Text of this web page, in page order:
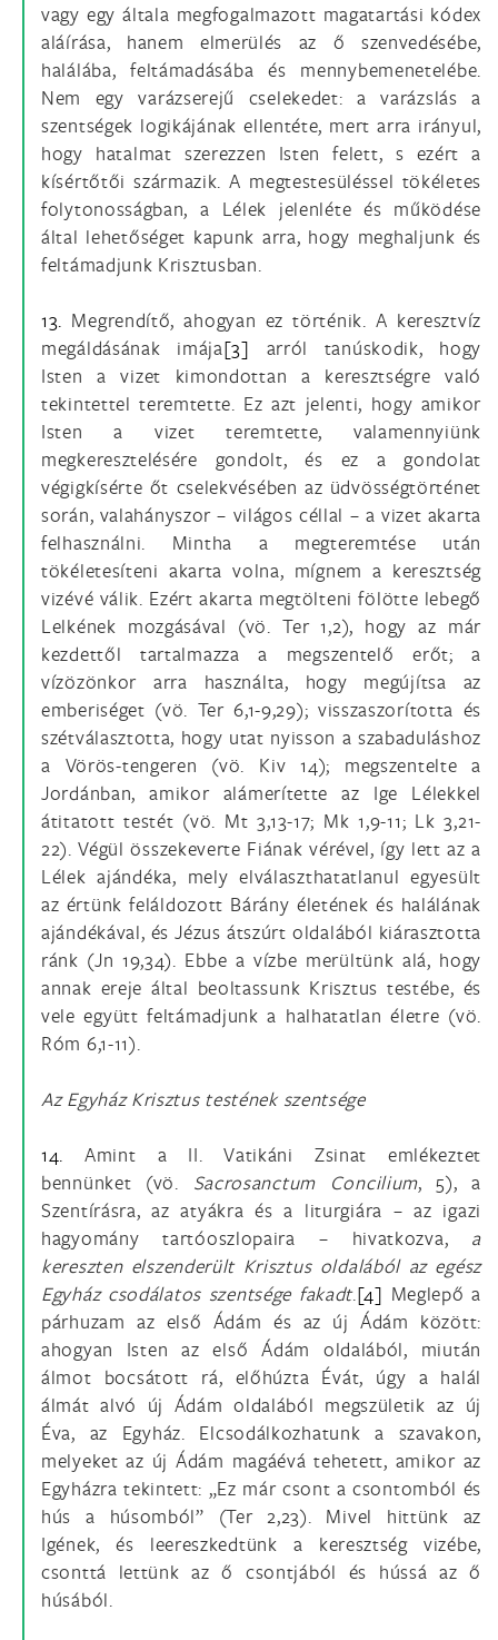
vagy egy általa megfogalmazott magatartási kódex
aláírása, hanem elmerülés az ő szenvedésébe,
halálába, feltámadásába és mennybemenetelébe.
Nem egy varázserejű cselekedet: a varázslás a
szentségek logikájának ellentéte, mert arra irányul,
hogy hatalmat szerezzen Isten felett, s ezért a
kísértőtői származik. A megtestesüléssel tökéletes
folytonosságban, a Lélek jelenléte és működése
által lehetőséget kapunk arra, hogy meghaljunk és
feltámadjunk Krisztusban.
13. Megrendítő, ahogyan ez történik. A keresztvíz
megáldásának imája[3] arról tanúskodik, hogy
Isten a vizet kimondottan a keresztségre való
tekintettel teremtette. Ez azt jelenti, hogy amikor
Isten a vizet teremtette, valamennyiünk
megkeresztelésére gondolt, és ez a gondolat
végigkísérte őt cselekvésében az üdvösségtörténet
során, valahányszor – világos céllal – a vizet akarta
felhasználni. Mintha a megteremtése után
tökéletesíteni akarta volna, mígnem a keresztség
vizévé válik. Ezért akarta megtölteni fölötte lebegő
Lelkének mozgásával (vö. Ter 1,2), hogy az már
kezdettől tartalmazza a megszentelő erőt; a
vízözönkor arra használta, hogy megújítsa az
emberiséget (vö. Ter 6,1-9,29); visszaszorította és
szétválasztotta, hogy utat nyisson a szabaduláshoz
a Vörös-tengeren (vö. Kiv 14); megszentelte a
Jordánban, amikor alámerítette az Ige Lélekkel
átitatott testét (vö. Mt 3,13-17; Mk 1,9-11; Lk 3,21-
22). Végül összekeverte Fiának vérével, így lett az a
Lélek ajándéka, mely elválaszthatatlanul egyesült
az értünk feláldozott Bárány életének és halálának
ajándékával, és Jézus átszúrt oldalából kiárasztotta
ránk (Jn 19,34). Ebbe a vízbe merültünk alá, hogy
annak ereje által beoltassunk Krisztus testébe, és
vele együtt feltámadjunk a halhatatlan életre (vö.
Róm 6,1-11).
Az Egyház Krisztus testének szentsége
14. Amint a II. Vatikáni Zsinat emlékeztet
bennünket (vö. Sacrosanctum Concilium, 5), a
Szentírásra, az atyákra és a liturgiára – az igazi
hagyomány tartóoszlopaira – hivatkozva, a
kereszten elszenderült Krisztus oldalából az egész
Egyház csodálatos szentsége fakadt.[4] Meglepő a
párhuzam az első Ádám és az új Ádám között:
ahogyan Isten az első Ádám oldalából, miután
álmot bocsátott rá, előhúzta Évát, úgy a halál
álmát alvó új Ádám oldalából megszületik az új
Éva, az Egyház. Elcsodálkozhatunk a szavakon,
melyeket az új Ádám magáévá tehetett, amikor az
Egyházra tekintett: „Ez már csont a csontomból és
hús a húsomból” (Ter 2,23). Mivel hittünk az
Igének, és leereszkedtünk a keresztség vizébe,
csonttá lettünk az ő csontjából és hússá az ő
húsából.